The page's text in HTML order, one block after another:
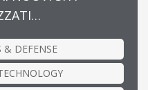
& DEFENSE